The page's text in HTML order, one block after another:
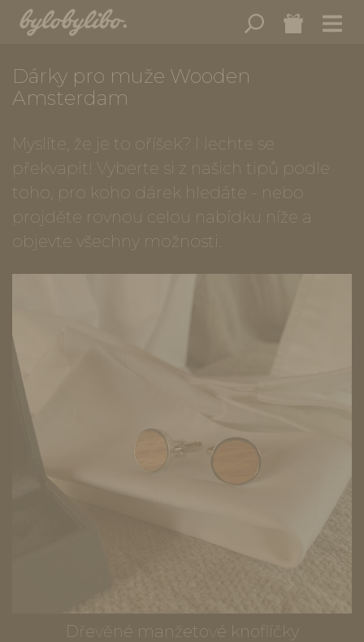
Dárky pro muže Wooden
Amsterdam
Myslíte, že je to oříšek? Nechte se
překvapit! Vyberte si z našich tipů podle
toho, pro koho dárek hledáte - nebo
projděte rovnou celou nabídku níže a
objevte všechny možnosti.
Dřevěné manžetové knoflíčky